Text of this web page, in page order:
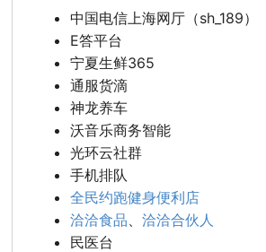
中国电信上海网厅（sh_189）
E答平台
宁夏生鲜365
通服货滴
神龙养车
沃音乐商务智能
光环云社群
手机排队
全民约跑健身便利店
洽洽食品
洽洽合伙人
民医台